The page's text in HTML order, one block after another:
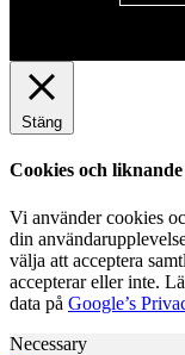
Stäng
Cookies och
Vi använder cookies
din
välja att acceptera
accepterar eller inte.
data på Google’s
Necessary